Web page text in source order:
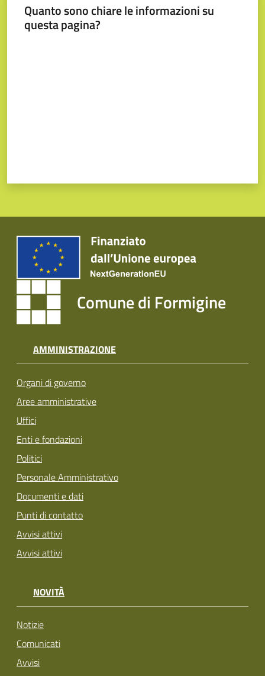
Quanto sono chiare le informazioni su
questa pagina?
Comune di Formigine
AMMINISTRAZIONE
Organi di governo
Aree amministrative
Uffici
Enti e fondazioni
Politici
Personale Amministrativo
Documenti e dati
Punti di contatto
Avvisi attivi
Avvisi attivi
NOVITÀ
Notizie
Comunicati
Avvisi